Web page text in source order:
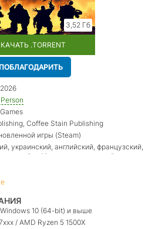
3,52 Гб
.TORRENT
ПОБЛАГОДАРИТЬ
Coffee Stain Publishing
игры (Steam)
украинский, английский, французский,
— Испания, венгерский,
португальский — Бразилия,
Windows 10 (64-bit) и выше
/ AMD Ryzen 5 1500X